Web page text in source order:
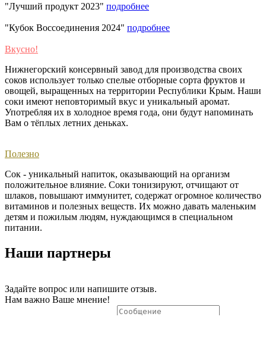
"Лучший продукт 2023" подробнее
"Кубок Воссоединения 2024" подробнее
Вкусно!
Нижнегорский консервный завод для производства своих
соков использует только спелые отборные сорта фруктов и
овощей, выращенных на территории Республики Крым. Наши
соки имеют неповторимый вкус и уникальный аромат.
Употребляя их в холодное время года, они будут напоминать
Вам о тёплых летних деньках. ​
Полезно
Сок - уникальный напиток, оказывающий на организм
положительное влияние. Соки тонизируют, отчищают от
шлаков, повышают иммунитет, содержат огромное количество
витаминов и полезных веществ. Их можно давать маленьким
детям и пожилым людям, нуждающимся в специальном
питании.
Наши партнеры
Задайте вопрос или напишите отзыв.
Нам важно Ваше мнение!